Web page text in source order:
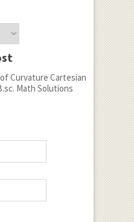
Curvature Cartesian
Math Solutions